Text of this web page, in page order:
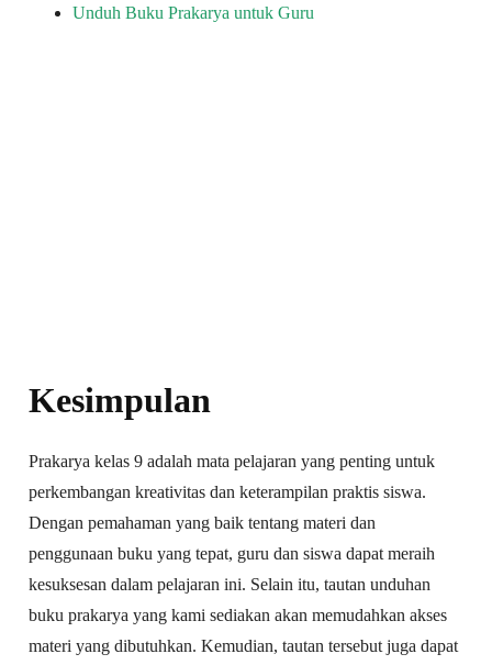
Unduh Buku Prakarya untuk Guru
Kesimpulan
Prakarya kelas 9 adalah mata pelajaran yang penting untuk
perkembangan kreativitas dan keterampilan praktis siswa.
Dengan pemahaman yang baik tentang materi dan
penggunaan buku yang tepat, guru dan siswa dapat meraih
kesuksesan dalam pelajaran ini. Selain itu, tautan unduhan
buku prakarya yang kami sediakan akan memudahkan akses
materi yang dibutuhkan. Kemudian, tautan tersebut juga dapat